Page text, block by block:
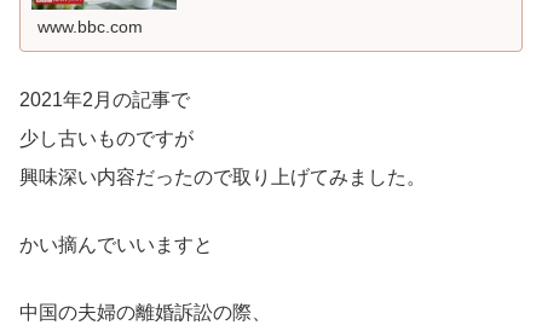
www.bbc.com
2021年2月の記事で
少し古いものですが
興味深い内容だったので取り上げてみました。
かい摘んでいいますと
中国の夫婦の離婚訴訟の際、